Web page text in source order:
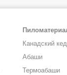
Канадский
Абаши
Термоабаши